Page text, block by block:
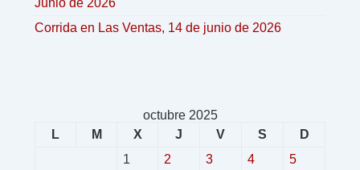
Junio de 2026
Corrida en Las Ventas, 14 de junio de 2026
octubre 2025
L
M X J V S
D
1
2 3 4
5